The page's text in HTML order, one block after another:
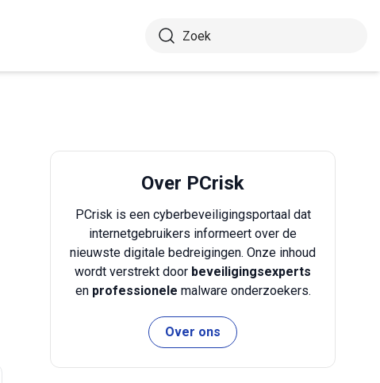
Over PCrisk
PCrisk is een cyberbeveiligingsportaal dat
internetgebruikers informeert over de
nieuwste digitale bedreigingen. Onze inhoud
wordt verstrekt door beveiligingsexperts
en professionele malware onderzoekers.
Over ons